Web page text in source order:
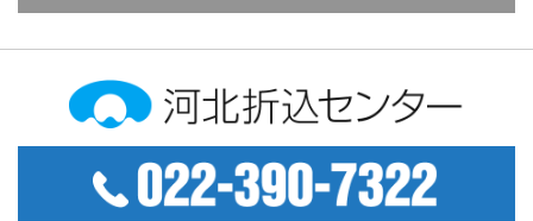
河北折込センター